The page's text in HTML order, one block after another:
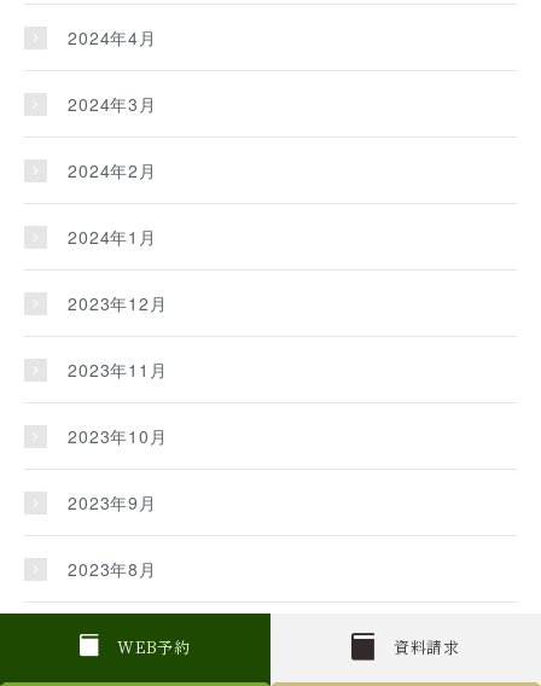
W EB予約 資料請求
2024年4月
2024年3月
2024年2月
2024年1月
2023年12月
2023年11月
2023年10月
2023年9月
2023年8月
2023年7月